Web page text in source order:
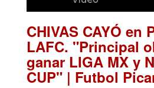
CHIVAS CAYÓ en
LAFC. "Principal
ganar LIGA MX y
CUP" | Futbol